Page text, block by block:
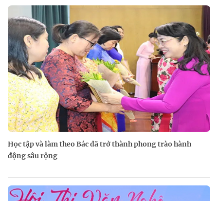
Học tập và làm theo Bác đã trở thành phong trào hành
động sâu rộng